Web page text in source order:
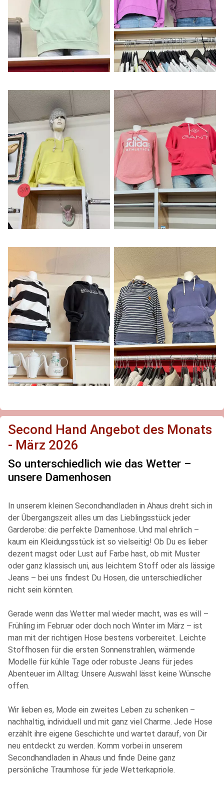
Second Hand Angebot des Monats
- März 2026
So unterschiedlich wie das Wetter –
unsere Damenhosen
In unserem kleinen Secondhandladen in Ahaus dreht sich in
der Übergangszeit alles um das Lieblingsstück jeder
Garderobe: die perfekte Damenhose. Und mal ehrlich –
kaum ein Kleidungsstück ist so vielseitig! Ob Du es lieber
dezent magst oder Lust auf Farbe hast, ob mit Muster
oder ganz klassisch uni, aus leichtem Stoff oder als lässige
Jeans – bei uns findest Du Hosen, die unterschiedlicher
nicht sein könnten.
Gerade wenn das Wetter mal wieder macht, was es will –
Frühling im Februar oder doch noch Winter im März – ist
man mit der richtigen Hose bestens vorbereitet. Leichte
Stoffhosen für die ersten Sonnenstrahlen, wärmende
Modelle für kühle Tage oder robuste Jeans für jedes
Abenteuer im Alltag: Unsere Auswahl lässt keine Wünsche
offen.
Wir lieben es, Mode ein zweites Leben zu schenken –
nachhaltig, individuell und mit ganz viel Charme. Jede Hose
erzählt ihre eigene Geschichte und wartet darauf, von Dir
neu entdeckt zu werden. Komm vorbei in unserem
Secondhandladen in Ahaus und finde Deine ganz
persönliche Traumhose für jede Wetterkapriole.